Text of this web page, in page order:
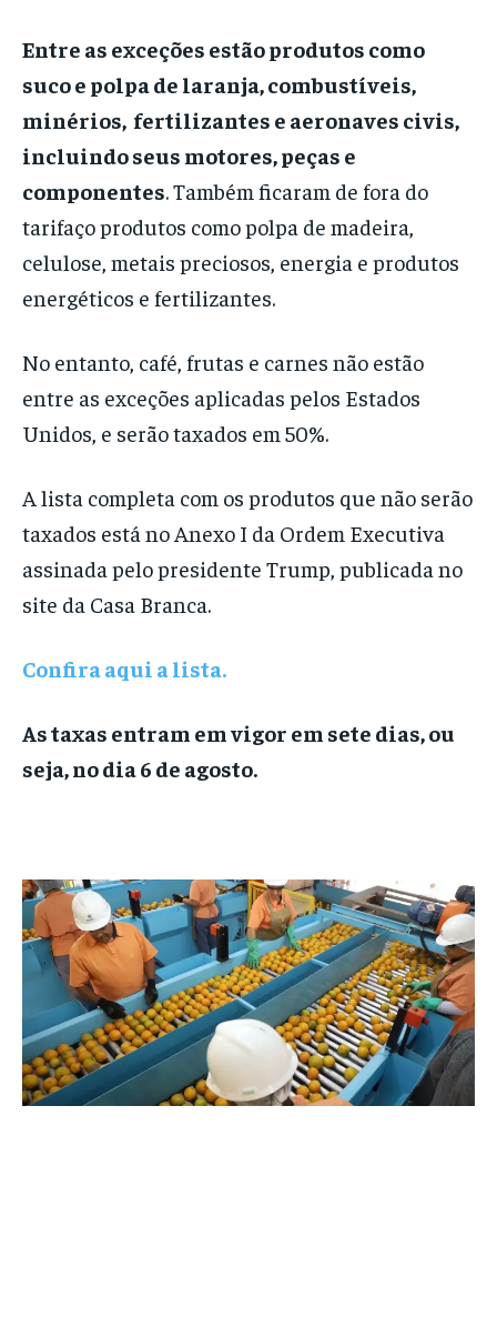
Entre as exceções estão produtos como
suco e polpa de laranja, combustíveis,
minérios, fertilizantes e aeronaves civis,
incluindo seus motores, peças e
componentes. Também ficaram de fora do
tarifaço produtos como polpa de madeira,
celulose, metais preciosos, energia e produtos
energéticos e fertilizantes.
No entanto, café, frutas e carnes não estão
entre as exceções aplicadas pelos Estados
Unidos, e serão taxados em 50%.
A lista completa com os produtos que não serão
taxados está no Anexo I da Ordem Executiva
assinada pelo presidente Trump, publicada no
site da Casa Branca.
Confira aqui a lista.
As taxas entram em vigor em sete dias, ou
seja, no dia 6 de agosto.